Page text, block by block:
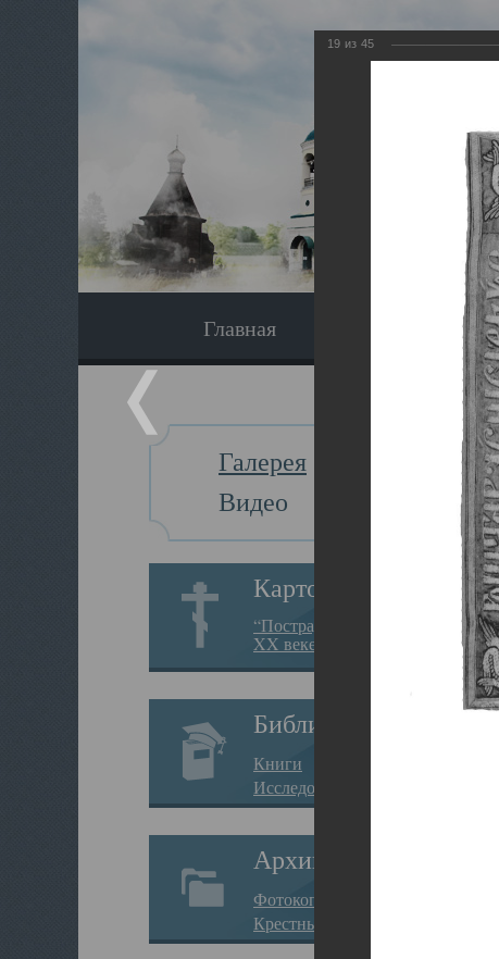
Главная Экскурсия
Галерея
Видео
Картотека
“Пострадавшие за веру в
XX веке на Севере”
Библиотека
Книги
Исследования
Архив
Фотокопии дел
Крестные ходы
19 из 45